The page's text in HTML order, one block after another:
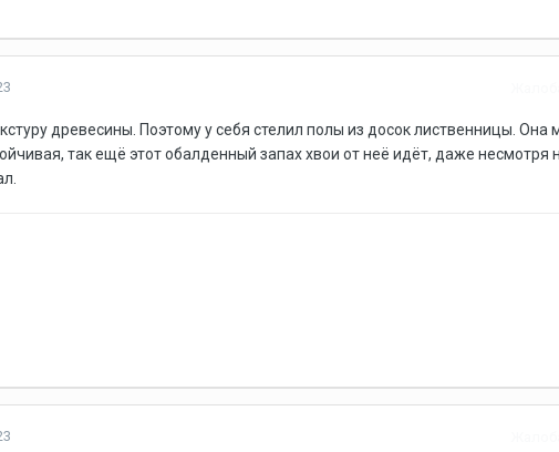
древесины. Поэтому у себя стелил полы из досок лиственницы. Она
так ещё этот обалденный запах хвои от неё идёт, даже несмотря